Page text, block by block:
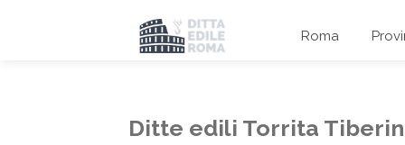
Roma
Ditte edili Torrita